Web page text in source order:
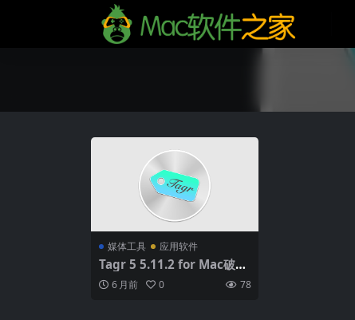
媒体工具 应用软件
Tagr 5 5.11.2 for Mac破解
版 (音乐标签管理和编辑软
件)
6 月前 0 78